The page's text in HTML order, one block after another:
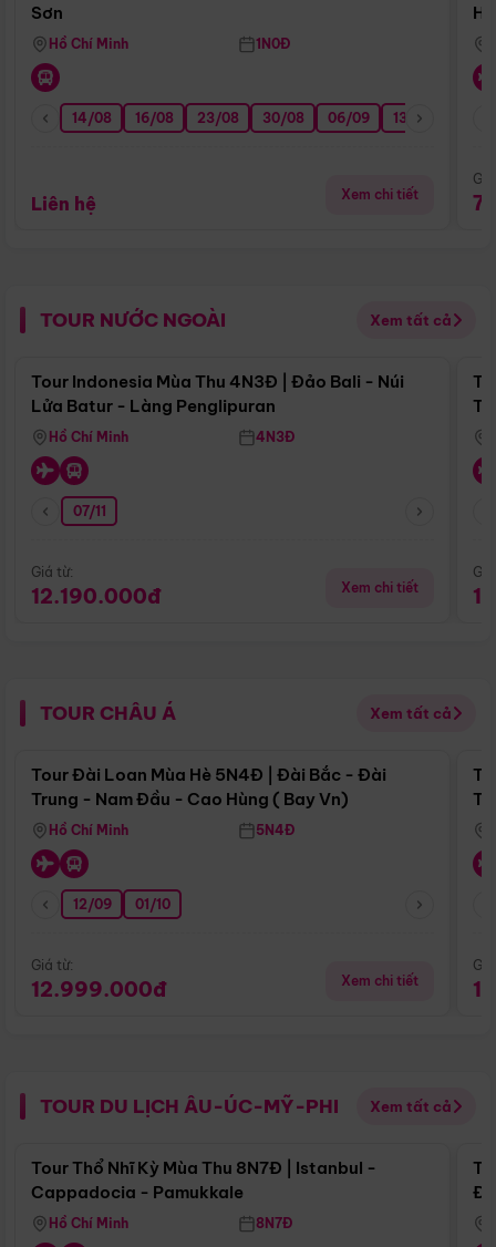
Sơn
Hồ Chí Minh 1N0Đ
14/08 16/08 23/08 30/08 06/09 13/09
Liên hệ Xem chi tiết
TOUR NƯỚC NGOÀI Xem tất cả
Điểm nổi bật
Tour Indonesia Mùa Thu 4N3Đ | Đảo Bali - Núi
Lửa Batur - Làng Penglipuran
Hồ Chí Minh 4N3Đ
07/11
Giá từ:
12.190.000đ Xem chi tiết
TOUR CHÂU Á Xem tất cả
Điểm nổi bật
Tour Đài Loan Mùa Hè 5N4Đ | Đài Bắc - Đài
Trung - Nam Đầu - Cao Hùng ( Bay Vn)
Hồ Chí Minh 5N4Đ
12/09 01/10
Giá từ:
12.999.000đ Xem chi tiết
TOUR DU LỊCH ÂU-ÚC-MỸ-PHI Xem tất cả
Điểm nổi bật
Tour Thổ Nhĩ Kỳ Mùa Thu 8N7Đ | Istanbul -
Cappadocia - Pamukkale
Hồ Chí Minh 8N7Đ